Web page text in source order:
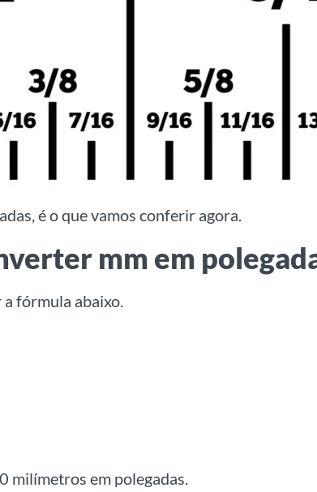
é o que vamos conferir agora.
mm em
a fórmula abaixo.
milímetros em polegadas.